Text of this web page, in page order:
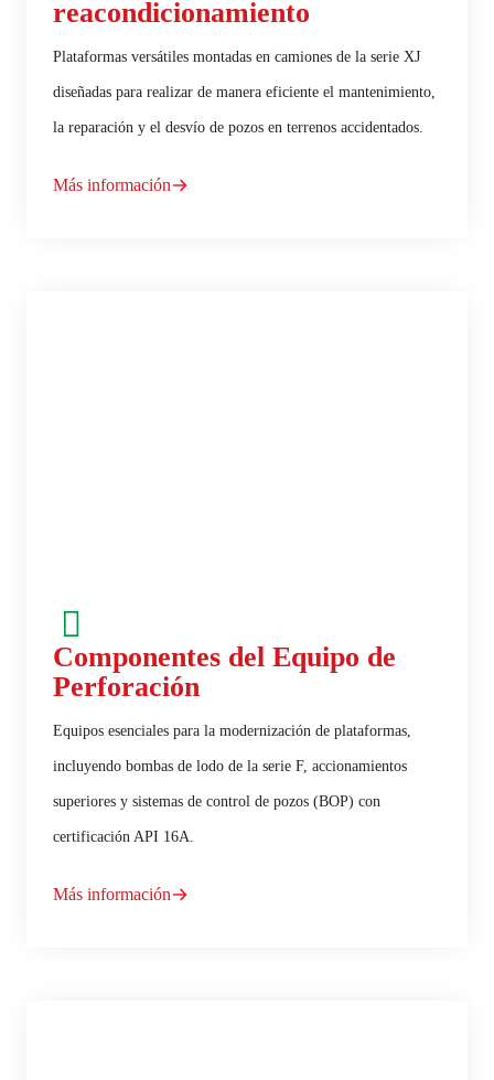
reacondicionamiento
Plataformas versátiles montadas en camiones de la serie XJ
diseñadas para realizar de manera eficiente el mantenimiento,
la reparación y el desvío de pozos en terrenos accidentados.
Más información
Componentes del Equipo de
Perforación
Equipos esenciales para la modernización de plataformas,
incluyendo bombas de lodo de la serie F, accionamientos
superiores y sistemas de control de pozos (BOP) con
certificación API 16A.
Más información